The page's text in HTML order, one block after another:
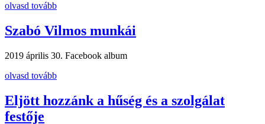
olvasd tovább
Szabó Vilmos munkái
2019 április 30. Facebook album
olvasd tovább
Eljött hozzánk a hűség és a szolgálat
festője